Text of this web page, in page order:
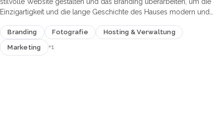
Einzigartigkeit und die lange Geschichte des Hauses modern und
Branding Fotografie Hosting & Verwaltung
Marketing +1